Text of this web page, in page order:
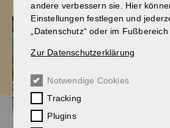
andere verbessern sie. Hier
Einstellungen festlegen und
„Datenschutz“ oder im
Zur Datenschutzerklärung
Notwendige Cookies
Tracking
Plugins